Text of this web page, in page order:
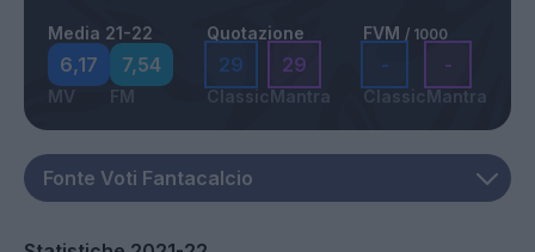
Media 21-22
6,17
MV
7,54
FM
Quotazione
29
Classic
29
Mantra
FVM / 1000
-
Classic
-
Mantra